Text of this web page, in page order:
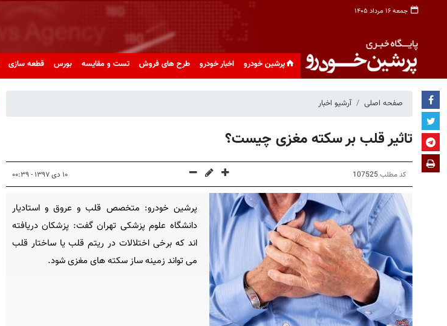
جمعه ۱۶ مرداد ۱۴۰۵
پرشین خودرو اخبار خودرو طرح های فروش تست و مقایسه بورس قطعه سازی
صفحه اصلی آرشیو اخبار
تاثیر قلب بر سکته مغزی چیست؟
کد مطلب107525 ۱۰ دی ۱۳۹۷ - ۰۰:۳۹
پرشین خودرو: متخصص قلب و عروق و استادیار
دانشگاه علوم پزشکی تهران گفت: پزشکان دریافته
اند که برخی اختلالات در ریتم قلب یا ساختار قلب
می تواند زمینه ساز سکته های مغزی شود.